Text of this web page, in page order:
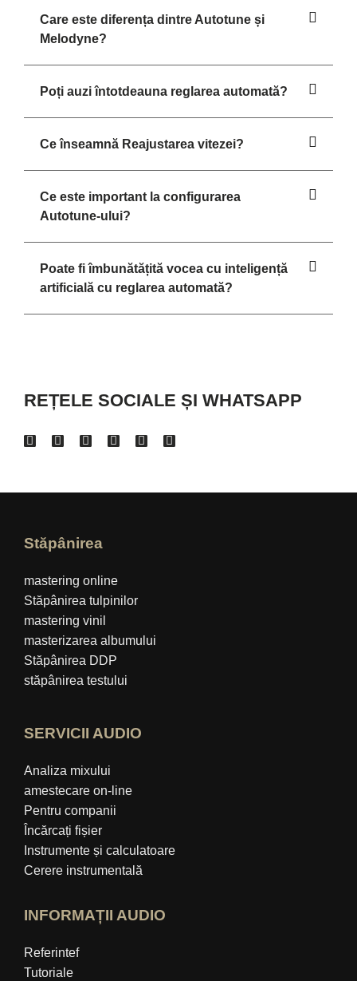
Care este diferența dintre Autotune și
Melodyne?
Poți auzi întotdeauna reglarea automată?
Ce înseamnă Reajustarea vitezei?
Ce este important la configurarea
Autotune-ului?
Poate fi îmbunătățită vocea cu inteligență
artificială cu reglarea automată?
REȚELE SOCIALE ȘI WHATSAPP
Stăpânirea
mastering online
Stăpânirea tulpinilor
mastering vinil
masterizarea albumului
Stăpânirea DDP
stăpânirea testului
SERVICII AUDIO
Analiza mixului
amestecare on-line
Pentru companii
Încărcați fișier
Instrumente și calculatoare
Cerere instrumentală
INFORMAȚII AUDIO
Referintef
Tutoriale